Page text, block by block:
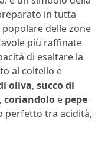
in tutta
popolare delle zone
più raffinate
di esaltare la
al coltello e
oliva, succo di
, coriandolo e pepe
perfetto tra acidità,